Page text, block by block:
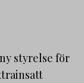
styrelse för